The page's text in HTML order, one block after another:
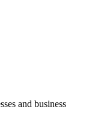
and business